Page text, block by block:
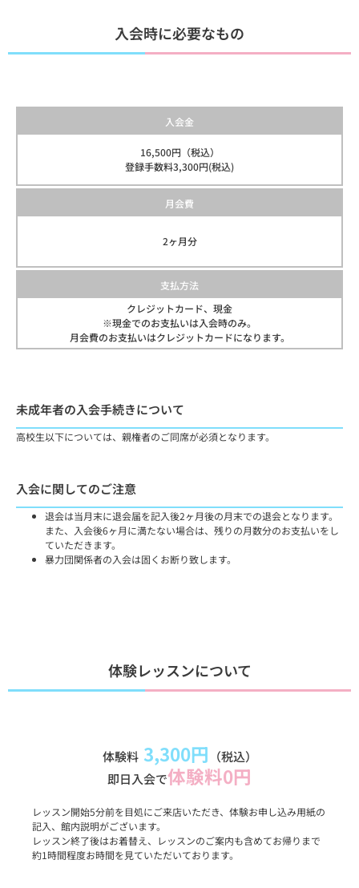
入会時に必要なもの
入会金
16,500円（税込）
登録手数料3,300円(税込)
月会費
2ヶ月分
支払方法
クレジットカード、現金
※現金でのお支払いは入会時のみ。
月会費のお支払いはクレジットカードになります。
未成年者の入会手続きについて
高校生以下については、親権者のご同席が必須となります。
入会に関してのご注意
退会は当月末に退会届を記入後2ヶ月後の月末での退会となります。
また、入会後6ヶ月に満たない場合は、残りの月数分のお支払いをし
ていただきます。
暴力団関係者の入会は固くお断り致します。
体験レッスンについて
体験料 3,300円 （税込）
即日入会で体験料0円
レッスン開始5分前を目処にご来店いただき、体験お申し込み用紙の
記入、館内説明がございます。
レッスン終了後はお着替え、レッスンのご案内も含めてお帰りまで
約1時間程度お時間を見ていただいております。